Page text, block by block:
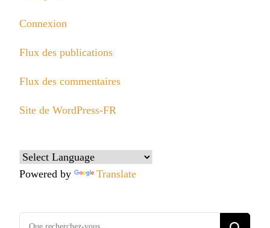
Connexion
Flux des publications
Flux des commentaires
Site de WordPress-FR
Powered by Translate
Vous